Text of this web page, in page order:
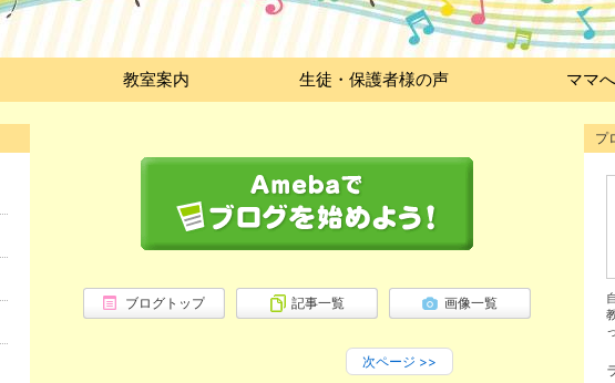
ブログトップ 記事一覧 画像一覧
次ページ >>
プ
教室案内 生徒・保護者様の声 ママへ